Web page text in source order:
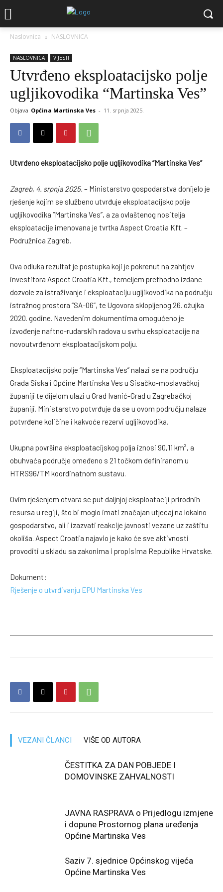
Naslovnica NASLOVNICA
NASLOVNICA VIJESTI
Utvrđeno eksploatacijsko polje
ugljikovodika “Martinska Ves”
Objava Općina Martinska Ves - 11. srpnja 2025.
Utvrđeno eksploatacijsko polje ugljikovodika “Martinska Ves”
Zagreb, 4. srpnja 2025. – Ministarstvo gospodarstva donijelo je
rješenje kojim se službeno utvrđuje eksploatacijsko polje
ugljikovodika “Martinska Ves”, a za ovlaštenog nositelja
eksploatacije imenovana je tvrtka Aspect Croatia Kft. –
Podružnica Zagreb.
Ova odluka rezultat je postupka koji je pokrenut na zahtjev
investitora Aspect Croatia Kft., temeljem prethodno izdane
dozvole za istraživanje i eksploataciju ugljikovodika na području
istražnog prostora “SA-06”, te Ugovora sklopljenog 26. ožujka
2020. godine. Navedenim dokumentima omogućeno je
izvođenje naftno-rudarskih radova u svrhu eksploatacije na
novoutvrđenom eksploatacijskom polju.
Eksploatacijsko polje “Martinska Ves” nalazi se na području
Grada Siska i Općine Martinska Ves u Sisačko-moslavačkoj
županiji te dijelom ulazi u Grad Ivanić-Grad u Zagrebačkoj
županiji. Ministarstvo potvrđuje da se u ovom području nalaze
potvrđene količine i kakvoće rezervi ugljikovodika.
Ukupna površina eksploatacijskog polja iznosi 90,11 km², a
obuhvaća područje omeđeno s 21 točkom definiranom u
HTRS96/TM koordinatnom sustavu.
Ovim rješenjem otvara se put daljnjoj eksploataciji prirodnih
resursa u regiji, što bi moglo imati značajan utjecaj na lokalno
gospodarstvo, ali i izazvati reakcije javnosti vezane uz zaštitu
okoliša. Aspect Croatia najavio je kako će sve aktivnosti
provoditi u skladu sa zakonima i propisima Republike Hrvatske.
Dokument:
Rješenje o utvrđivanju EPU Martinska Ves
VEZANI ČLANCI VIŠE OD AUTORA
ČESTITKA ZA DAN POBJEDE I
DOMOVINSKE ZAHVALNOSTI
JAVNA RASPRAVA o Prijedlogu izmjene
i dopune Prostornog plana uređenja
Općine Martinska Ves
Saziv 7. sjednice Općinskog vijeća
Općine Martinska Ves